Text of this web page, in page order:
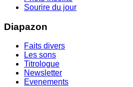
Sourire du jour
Diapazon
Faits divers
Les sons
Titrologue
Newsletter
Evenements